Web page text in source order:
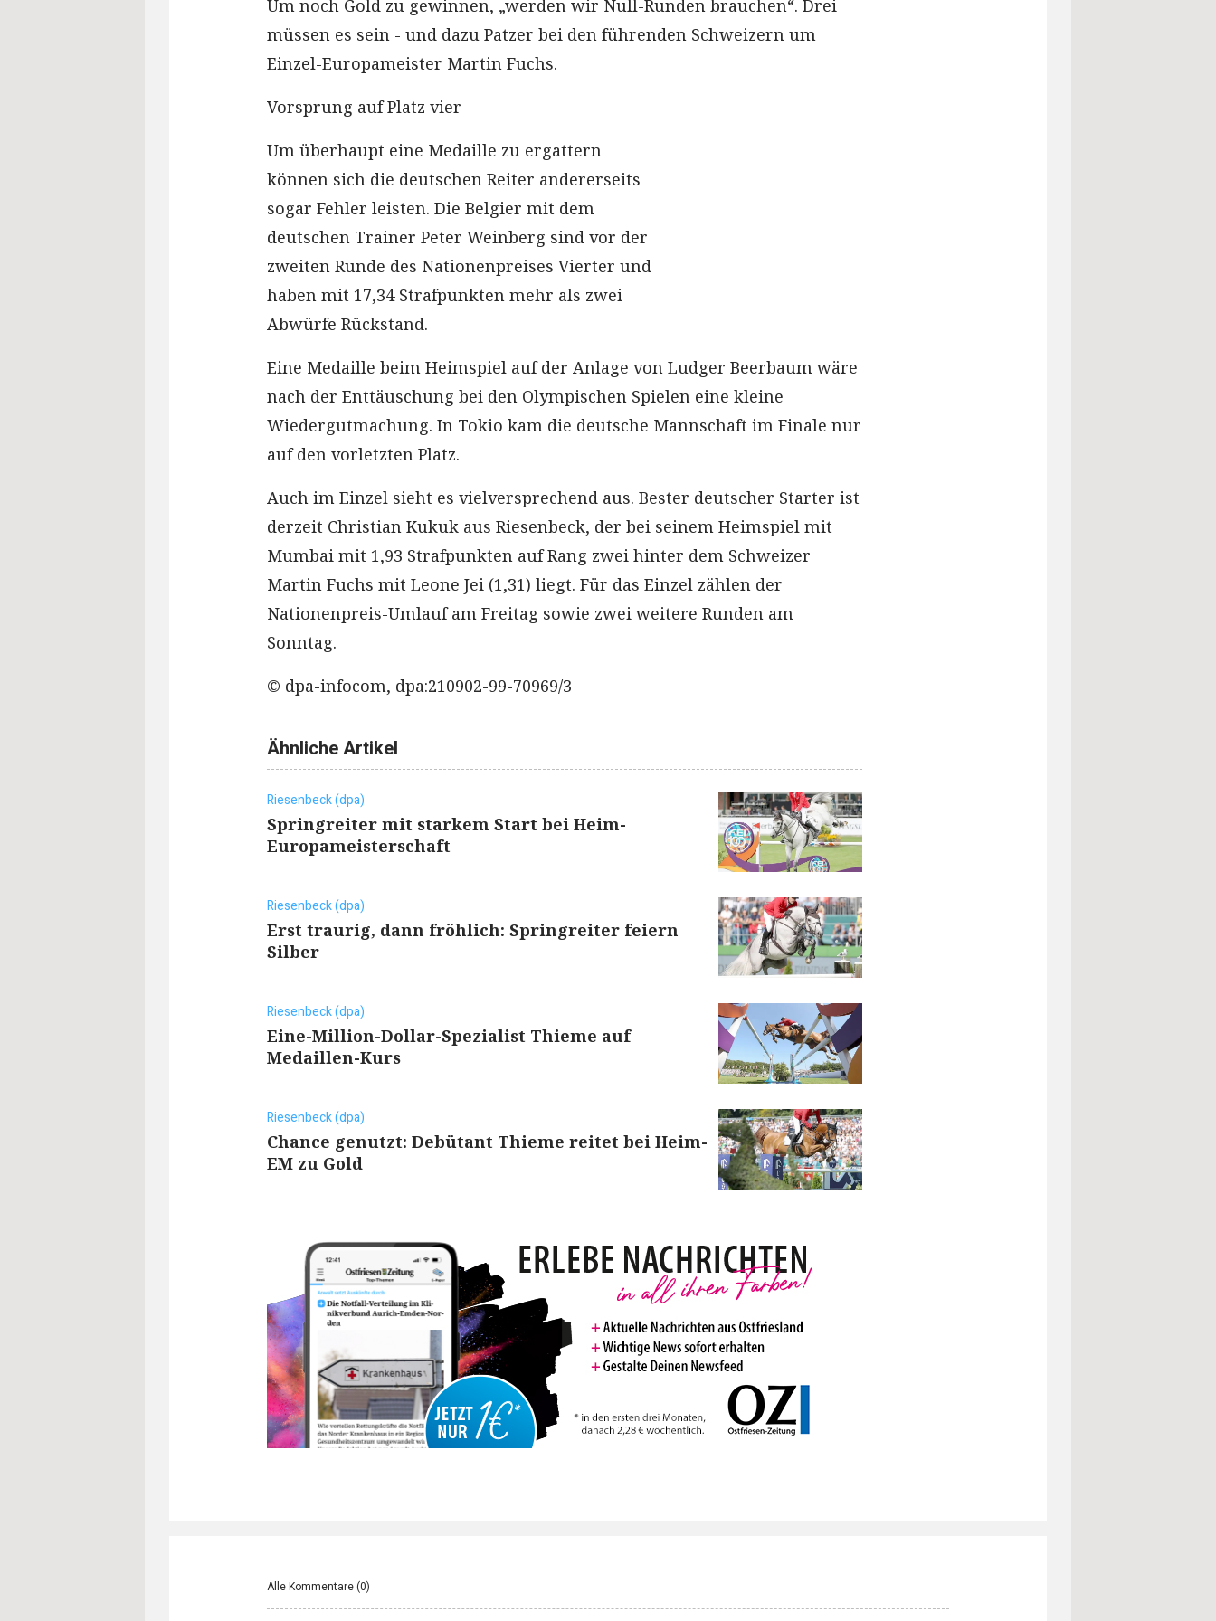
Um noch Gold zu gewinnen, „werden wir Null-Runden brauchen“. Drei
müssen es sein - und dazu Patzer bei den führenden Schweizern um
Einzel-Europameister Martin Fuchs.
Vorsprung auf Platz vier
Um überhaupt eine Medaille zu ergattern
können sich die deutschen Reiter andererseits
sogar Fehler leisten. Die Belgier mit dem
deutschen Trainer Peter Weinberg sind vor der
zweiten Runde des Nationenpreises Vierter und
haben mit 17,34 Strafpunkten mehr als zwei
Abwürfe Rückstand.
Eine Medaille beim Heimspiel auf der Anlage von Ludger Beerbaum wäre
nach der Enttäuschung bei den Olympischen Spielen eine kleine
Wiedergutmachung. In Tokio kam die deutsche Mannschaft im Finale nur
auf den vorletzten Platz.
Auch im Einzel sieht es vielversprechend aus. Bester deutscher Starter ist
derzeit Christian Kukuk aus Riesenbeck, der bei seinem Heimspiel mit
Mumbai mit 1,93 Strafpunkten auf Rang zwei hinter dem Schweizer
Martin Fuchs mit Leone Jei (1,31) liegt. Für das Einzel zählen der
Nationenpreis-Umlauf am Freitag sowie zwei weitere Runden am
Sonntag.
© dpa-infocom, dpa:210902-99-70969/3
Ähnliche Artikel
Riesenbeck (dpa)
Springreiter mit starkem Start bei Heim-
Europameisterschaft
Riesenbeck (dpa)
Erst traurig, dann fröhlich: Springreiter feiern
Silber
Riesenbeck (dpa)
Eine-Million-Dollar-Spezialist Thieme auf
Medaillen-Kurs
Riesenbeck (dpa)
Chance genutzt: Debütant Thieme reitet bei Heim-
EM zu Gold
Alle Kommentare (0)